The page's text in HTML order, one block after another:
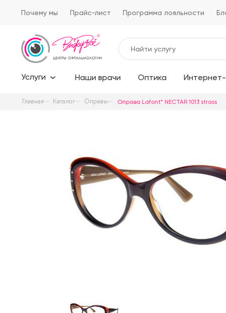
Почему мы Прайс-лист Программа лояльности
Услуги Наши врачи Оптика Интернет-
Главная Каталог Оправы Оправа Lafont* NECTAR 1013 strass